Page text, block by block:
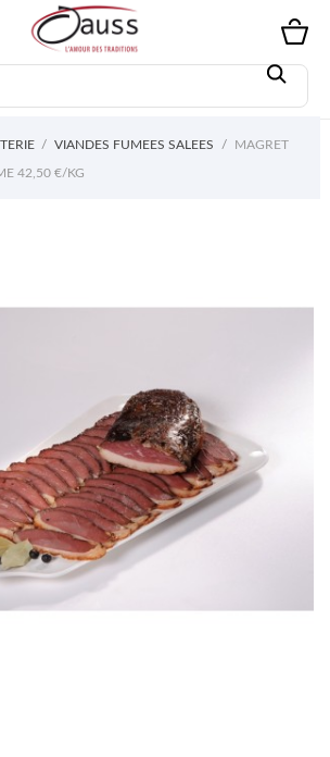
VIANDES FUMEES SALEES MAGRET
42,50 €/KG